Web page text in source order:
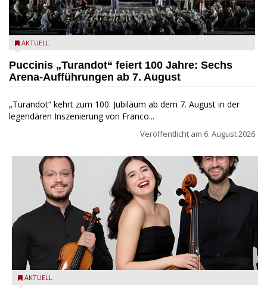
Turandot in der Arena von Verona - Ennevi für Fondazione
AKTUELL
Puccinis „Turandot“ feiert 100 Jahre: Sechs
Arena-Aufführungen ab 7. August
„Turandot“ kehrt zum 100. Jubiläum ab dem 7. August in der
legendären Inszenierung von Franco...
Veröffentlicht am 6. August 2026
Trio Adamello
AKTUELL